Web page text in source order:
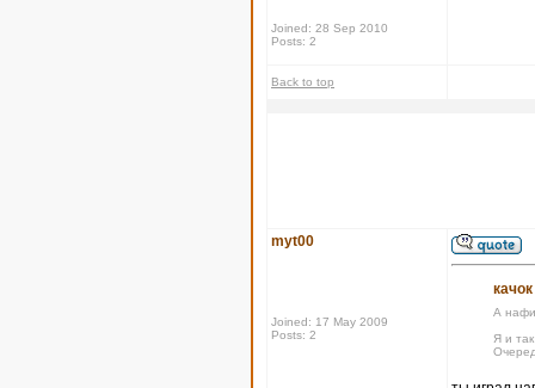
Joined: 28 Sep 2010
Posts: 2
Back to top
myt00
Joined: 17 May 2009
Posts: 2
А
Я и